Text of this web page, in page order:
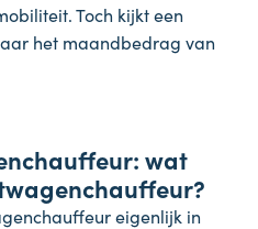
Toch kijkt een
het maandbedrag van
wat
eigenlijk in